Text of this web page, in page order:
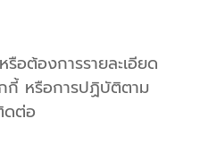
อต้องการรายละเอียด
กี้ หรือการปฏิบัติตาม
ดต่อ